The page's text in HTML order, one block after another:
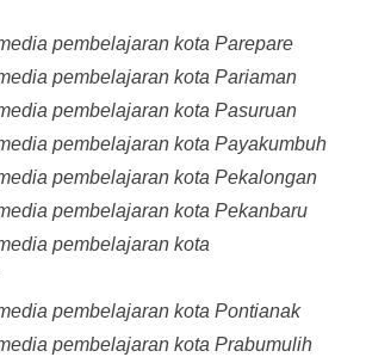
pembelajaran kota Parepare
pembelajaran kota Pariaman
pembelajaran kota Pasuruan
pembelajaran kota Payakumbuh
pembelajaran kota Pekalongan
pembelajaran kota Pekanbaru
pembelajaran kota
pembelajaran kota Pontianak
pembelajaran kota Prabumulih